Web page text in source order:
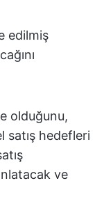
edilmiş
olduğunu,
satış hedefleri
ve